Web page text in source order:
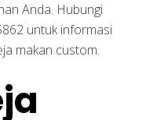
Anda. Hubungi
untuk informasi
makan custom.